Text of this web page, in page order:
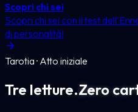
Scopri chi sei
Scopri chi sei con il test
di personalità!
Tarotia · Atto iniziale
Tre letture.Zero